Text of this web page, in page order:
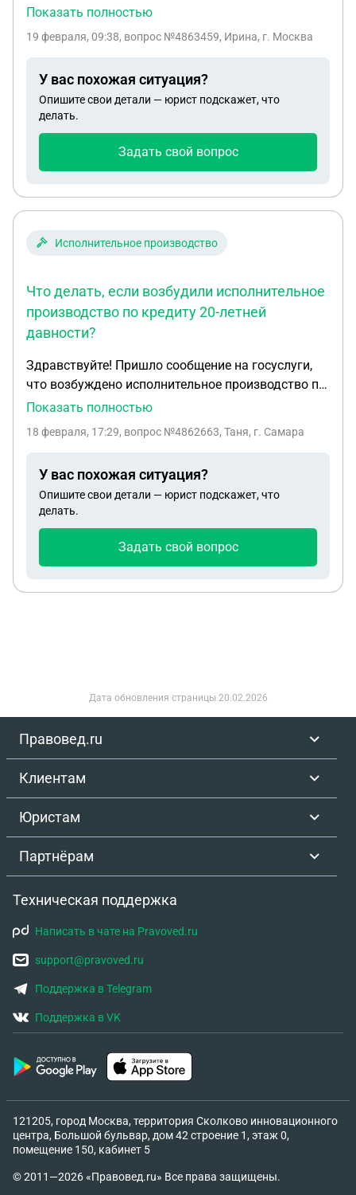
заставить сидеть вахтером всех сотрудников и
ничего не оплачивается. Имеют ли право
такое не прописано? И имеют ли право внести
поправки в трудовом договоре сейчас посреди
учебного года? Т.е что нам делать в этой
Показать полностью
19 февраля, 09:38, вопрос №4863459, Ирина, г. Москва
У вас похожая ситуация?
Опишите свои детали — юрист подскажет, что
делать.
Задать свой вопрос
Исполнительное производство
Что делать, если возбудили исполнительное
производство по кредиту 20-летней
давности?
Здравствуйте! Пришло сообщение на госуслуги,
что возбуждено исполнительное производство по
кредиту за 2005г(20(лет уже)брала кредит на
сказали, что продали наверно долг коллекторам
не приходили. Подскажите что я могу сделать в
этой ситуации, могу ли я не платить по истечению
сроков? Спасибо заранее!
Показать полностью
18 февраля, 17:29, вопрос №4862663, Таня, г. Самара
У вас похожая ситуация?
Опишите свои детали — юрист подскажет, что
делать.
Задать свой вопрос
Дата обновления страницы 20.02.2026
Правовед.ru
Клиентам
Юристам
Партнёрам
Техническая поддержка
Написать в чате на Pravoved.ru
support@pravoved.ru
Поддержка в Telegram
Поддержка в VK
121205, город Москва, территория Сколково инновационного
центра, Большой бульвар, дом 42 строение 1, этаж 0,
помещение 150, кабинет 5
© 2011—2026 «Правовед.ru» Все права защищены.